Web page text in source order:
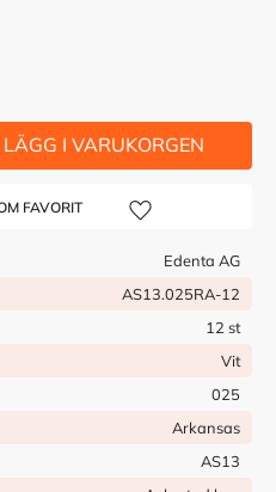
Lägg till i önskelista
Edenta AG
AS13.025RA-12
12 st
Vit
025
Arkansas
AS13